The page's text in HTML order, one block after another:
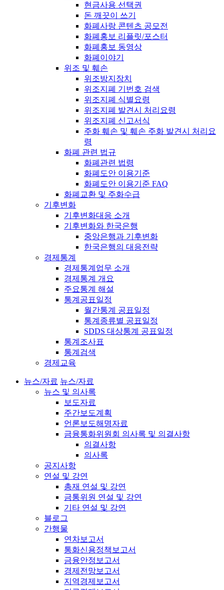
현금사용 선택권
돈 깨끗이 쓰기
화폐사랑 콘텐츠 공모전
화폐홍보 리플릿/포스터
화폐홍보 동영상
화폐이야기
위조 및 훼손
위조방지장치
위조지폐 기번호 검색
위조지폐 식별요령
위조지폐 발견시 처리요령
위조지폐 신고서식
주화 훼손 및 훼손 주화 발견시 처리요
령
화폐 관련 법규
화폐관련 법령
화폐도안 이용기준
화폐도안 이용기준 FAQ
화폐교환 및 주화수급
기후변화
기후변화대응 소개
기후변화와 한국은행
중앙은행과 기후변화
한국은행의 대응전략
경제통계
경제통계업무 소개
경제통계 개요
주요통계 해설
통계공표일정
월간통계 공표일정
통계종류별 공표일정
SDDS 대상통계 공표일정
통계조사표
통계검색
경제교육
뉴스/자료 뉴스/자료
뉴스 및 의사록
보도자료
주간보도계획
언론보도해명자료
금융통화위원회 의사록 및 의결사항
의결사항
의사록
공지사항
연설 및 강연
총재 연설 및 강연
금통위원 연설 및 강연
기타 연설 및 강연
블로그
간행물
연차보고서
통화신용정책보고서
금융안정보고서
경제전망보고서
지역경제보고서